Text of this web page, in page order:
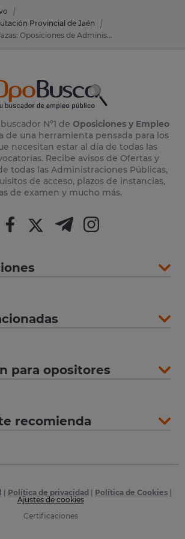
Provincial de Jaén
Convocatoria de 35 plazas: Oposiciones de Administrativo en Diputación Provincial de Jaén (Jaén)
Nº1 de Oposiciones y Empleo
de una herramienta pensada para los
necesitan estar al día de todas las
Recibe avisos de Ofertas y
todas las Administraciones Públicas,
de acceso, plazos de instancias,
de examen y mucho más.
para opositores
recomienda
Política de privacidad Política de Cookies|
Ajustes de cookies
Certificaciones